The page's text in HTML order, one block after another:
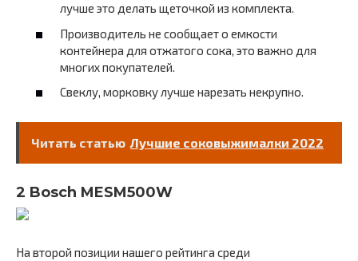
лучше это делать щеточкой из комплекта.
Производитель не сообщает о емкости
контейнера для отжатого сока, это важно для
многих покупателей.
Свеклу, морковку лучше нарезать некрупно.
Читать статью Лучшие соковыжималки 2022
2 Bosch MESM500W
На второй позиции нашего рейтинга среди